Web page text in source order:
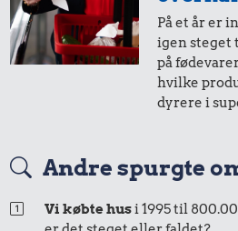
1,-
i 2005
i 2005
På et år er
igen steget
på
hvilke
dyrere i
Andre spurgte
Vi købte husi 1995 til